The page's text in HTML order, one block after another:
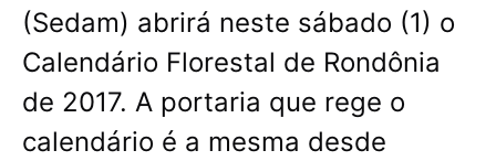
(Sedam) abrirá neste sábado (1) o
Calendário Florestal de Rondônia
de 2017. A portaria que rege o
calendário é a mesma desde